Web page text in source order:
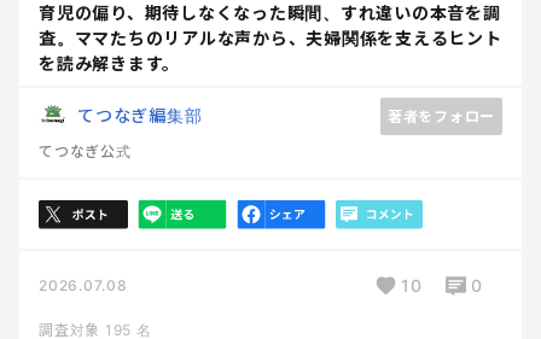
育児の偏り、期待しなくなった瞬間、すれ違いの本音を調
査。ママたちのリアルな声から、夫婦関係を支えるヒント
を読み解きます。
てつなぎ編集部
著者をフォロー
てつなぎ公式
2026.07.08 10 0
調査対象 195 名